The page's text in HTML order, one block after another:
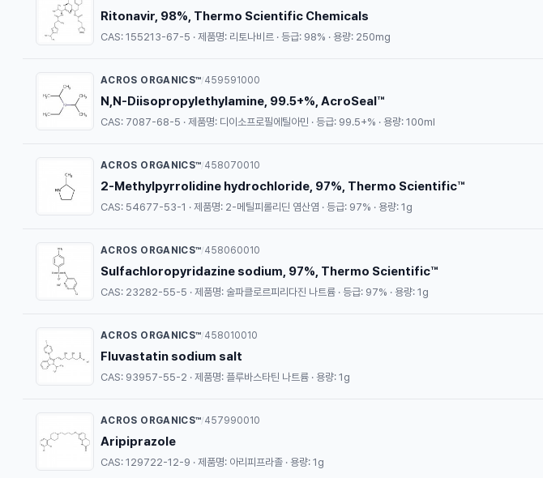
Ritonavir, 98%, Thermo Scientific Chemicals
CAS: 155213-67-5 · 제품명: 리토나비르 · 등급: 98% · 용량: 250mg
ACROS ORGANICS™/459591000
N,N-Diisopropylethylamine, 99.5+%, AcroSeal™
CAS: 7087-68-5 · 제품명: 디이소프로필에틸아민 · 등급: 99.5+% · 용량: 100ml
ACROS ORGANICS™/458070010
2-Methylpyrrolidine hydrochloride, 97%, Thermo Scientific™
CAS: 54677-53-1 · 제품명: 2-메틸피롤리딘 염산염 · 등급: 97% · 용량: 1g
ACROS ORGANICS™/458060010
Sulfachloropyridazine sodium, 97%, Thermo Scientific™
CAS: 23282-55-5 · 제품명: 술파클로르피리다진 나트륨 · 등급: 97% · 용량: 1g
ACROS ORGANICS™/458010010
Fluvastatin sodium salt
CAS: 93957-55-2 · 제품명: 플루바스타틴 나트륨 · 용량: 1g
ACROS ORGANICS™/457990010
Aripiprazole
CAS: 129722-12-9 · 제품명: 아리피프라졸 · 용량: 1g